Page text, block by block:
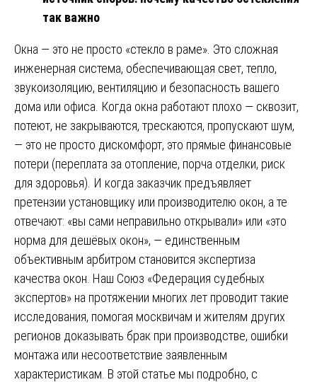
так важно
Окна — это не просто «стекло в раме». Это сложная
инженерная система, обеспечивающая свет, тепло,
звукоизоляцию, вентиляцию и безопасность вашего
дома или офиса. Когда окна работают плохо — сквозит,
потеют, не закрываются, трескаются, пропускают шум,
— это не просто дискомфорт, это прямые финансовые
потери (переплата за отопление, порча отделки, риск
для здоровья). И когда заказчик предъявляет
претензии установщику или производителю окон, а те
отвечают: «вы сами неправильно открывали» или «это
норма для дешёвых окон», — единственным
объективным арбитром становится экспертиза
качества окон. Наш Союз «Федерация судебных
экспертов» на протяжении многих лет проводит такие
исследования, помогая москвичам и жителям других
регионов доказывать брак при производстве, ошибки
монтажа или несоответствие заявленным
характеристикам. В этой статье мы подробно, с